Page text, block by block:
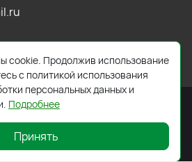
65А
Работает наReadyScript
cookie. Продолжив использование
с политикой использования
персональных данных и
Подробнее
Принять